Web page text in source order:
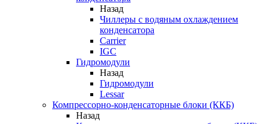
Назад
Чиллеры с водяным охлаждением
конденсатора
Carrier
IGC
Гидромодули
Назад
Гидромодули
Lessar
Компрессорно-конденсаторные блоки (ККБ)
Назад